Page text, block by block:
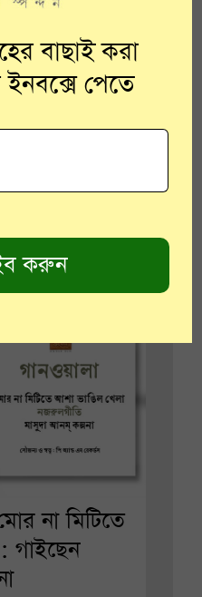
যেতে চায়
না মিটিতে
গাইছেন
বাছাই করা
পেতে